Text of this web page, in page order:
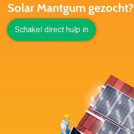
Solar Mantgum gezocht?
Schakel direct hulp in